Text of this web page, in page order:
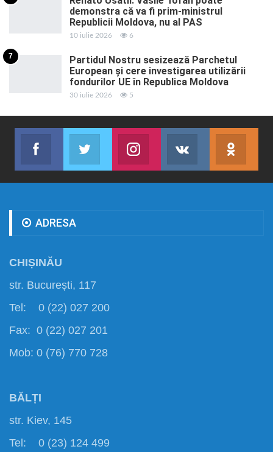
demonstra că va fi prim-ministrul
Republicii Moldova, nu al PAS
10 iulie 2026 6
7
Partidul Nostru sesizează Parchetul
European și cere investigarea utilizării
fondurilor UE în Republica Moldova
30 iulie 2026 5
Facebook
Abonează-te
Twitter
Join us on TwitterJoin us on Instagram
Abonează-te
ADRESA
CHIȘINĂU
str. București, 117
Tel: 0 (22) 027 200
Fax: 0 (22) 027 201
Mob: 0 (76) 770 728
BĂLȚI
str. Kiev, 145
Tel: 0 (23) 124 499